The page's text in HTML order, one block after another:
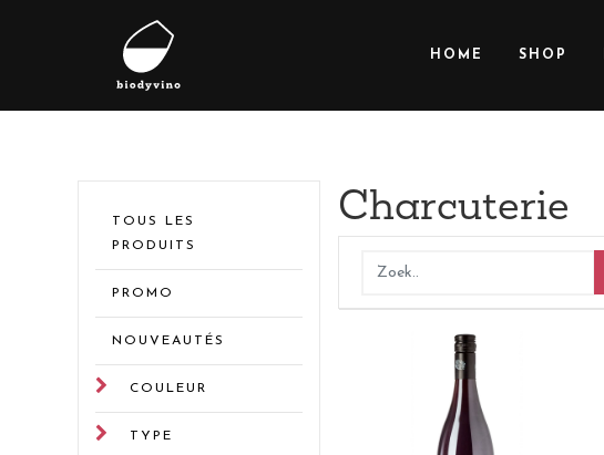
HOME SHOP
TOUS LES
PRODUITS
PROMO
NOUVEAUTÉS
COULEUR
TYPE
Charcuterie